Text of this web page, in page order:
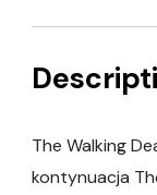
The Walking
kontynuacja